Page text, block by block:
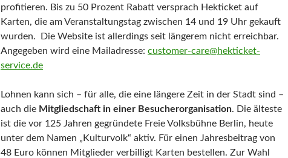
profitieren. Bis zu 50 Prozent Rabatt versprach Hekticket auf
Karten, die am Veranstaltungstag zwischen 14 und 19 Uhr gekauft
wurden. Die Website ist allerdings seit längerem nicht erreichbar.
Angegeben wird eine Mailadresse: customer-care@hekticket-
service.de
Lohnen kann sich – für alle, die eine längere Zeit in der Stadt sind –
auch die Mitgliedschaft in einer Besucherorganisation. Die älteste
ist die vor 125 Jahren gegründete Freie Volksbühne Berlin, heute
unter dem Namen „Kulturvolk“ aktiv. Für einen Jahresbeitrag von
48 Euro können Mitglieder verbilligt Karten bestellen. Zur Wahl